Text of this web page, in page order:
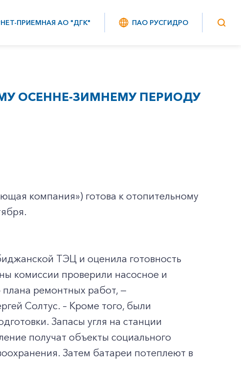
ПРИЕМНАЯ АО "ДГК" ПАО РУСГИДРО
ОСЕННЕ-ЗИМНЕМУ ПЕРИОДУ
компания») готова к отопительному
ТЭЦ и оценила готовность
комиссии проверили насосное и
ремонтных работ, —
Солтус. – Кроме того, были
Запасы угля на станции
получат объекты социального
Затем батареи потеплеют в